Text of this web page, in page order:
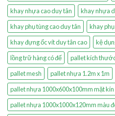
khay nhựa cao duy tân
khay nhựa
khay phụ tùng cao duy tân
khay
khay đựng ốc vít duy tân cao
kệ
lồng trữ hàng có đế
pallet kích
pallet mesh
pallet nhựa 1.2m x 1m
pallet nhựa 1000x600x100mm mặt kín
pallet nhựa 1000x1000x120mm màu